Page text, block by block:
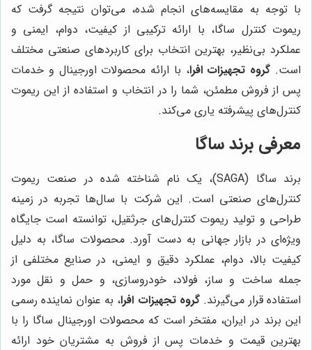
با توجه به مقایسه‌های انجام شده، می‌توان نتیجه گرفت که
ریموت کنترل ساگا، با ارائه ترکیبی از کیفیت، دوام، ایمنی و
عملکرد بی‌نظیر، بهترین انتخاب برای کاربردهای صنعتی مختلف
است. گروه تجهیزات افرا، با ارائه محصولات اورجینال و خدمات
پس از فروش مطمئن، شما را در انتخاب و استفاده از این ریموت
کنترل‌های پیشرفته یاری می‌کند.
معرفی برند ساگا
برند ساگا (SAGA)، یک نام شناخته شده در صنعت ریموت
کنترل‌های صنعتی است. این شرکت با سال‌ها تجربه در زمینه
طراحی و تولید ریموت کنترل‌های جرثقیل، توانسته است جایگاه
ویژه‌ای در بازار جهانی به دست آورد. محصولات ساگا، به دلیل
کیفیت بالا، دوام، عملکرد دقیق و ایمنی، در صنایع مختلفی از
جمله ساخت و ساز، فولاد، خودروسازی، و حمل و نقل مورد
استفاده قرار می‌گیرند. گروه تجهیزات افرا، به عنوان نماینده رسمی
این برند در ایران، مفتخر است که محصولات اورجینال ساگا را با
بهترین قیمت و خدمات پس از فروش به مشتریان خود ارائه